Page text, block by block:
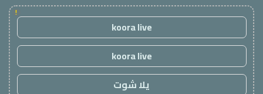
!
koora live
koora live
يلا شوت